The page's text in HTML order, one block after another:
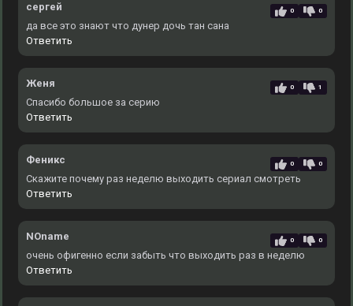
сергей 0 0
да все это знают что дунер дочь тан сана
Ответить
Женя 0 1
Спасибо большое за серию
Ответить
Феникс 0 0
Скажите почему раз неделю выходить сериал смотреть
Ответить
NOname 0 0
очень офигенно если забыть что выходить раз в неделю
Ответить